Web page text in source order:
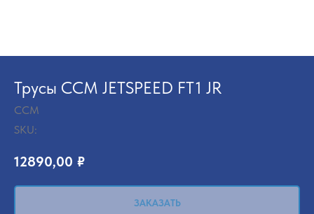
Трусы CCM JETSPEED FT1 JR
CCM
SKU:
12890,00 ₽
ЗАКАЗАТЬ